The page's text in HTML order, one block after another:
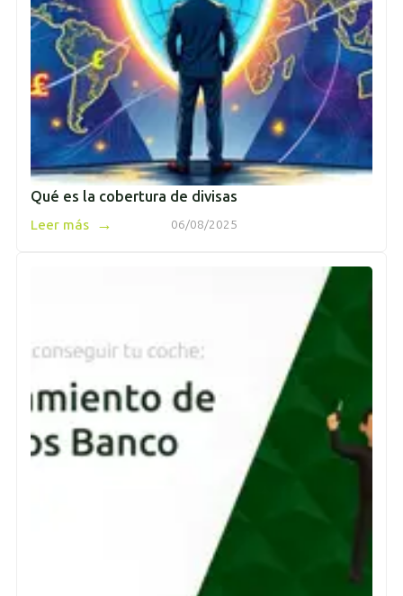
Qué es la cobertura de divisas
06/08/2025
Leer más →